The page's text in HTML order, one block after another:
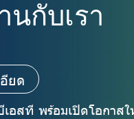
นกับเรา
ยด
อสที พร้อมเปิดโอกาส